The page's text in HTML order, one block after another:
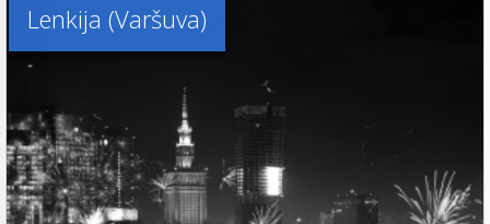
Lenkija (Varšuva)